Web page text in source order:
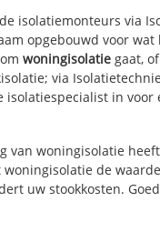
isolatiemonteurs via
opgebouwd voor
omwoningisolatie gaat,
via
isolatiespecialist in voor
van woningisolatie
de
uw stookkosten.